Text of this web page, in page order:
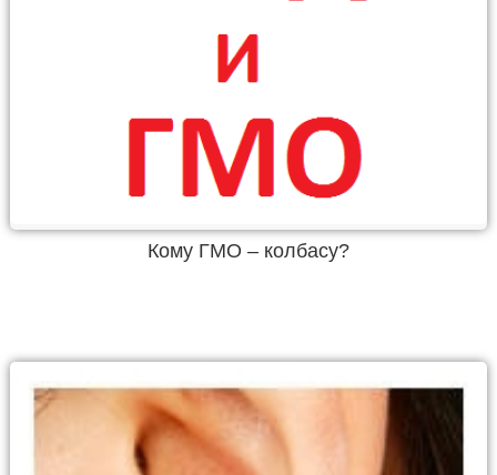
Кому ГМО – колбасу?